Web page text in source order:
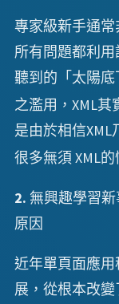
專家級新手通
所有問題都利
聽到的「太陽
之濫用，XML
是由於相信XML
很多無須 XML
2. 無興趣學習
原因
近年單頁面應用
展，從根本改